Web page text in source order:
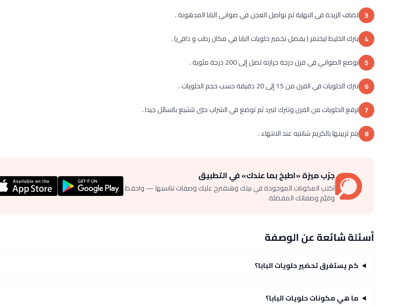
3 تضاف الزبدة في النهاية ثم نواصل العجن في صواني البابا المدهونة .
4 يترك الخليط ليختمر ( يفضل تخمير حلويات البابا في مكان رطب و دافئ) .
5 توضع الصواني في فرن درجة حرارته تصل إلى 200 درجة مئوية .
6 تترك الحلويات في الفرن من 15 إلى 20 دقيقة حسب حجم الحلويات .
7 ترفع الحلويات من الفرن وتترك لتبرد ثم توضع في الشراب حتى تتشبع بالسائل جيدا .
8 يتم تزيينها بالكريم شانتيه عند الانتهاء .
جرّب ميزة «اطبخ بما عندك» في التطبيق
اكتب المكونات الموجودة في بيتك وهنقترح عليك وصفات تناسبها — واحفظ
وقيّم وصفاتك المفضلة.
أسئلة شائعة عن الوصفة
كم يستغرق تحضير حلويات البابا؟
ما هي مكونات حلويات البابا؟